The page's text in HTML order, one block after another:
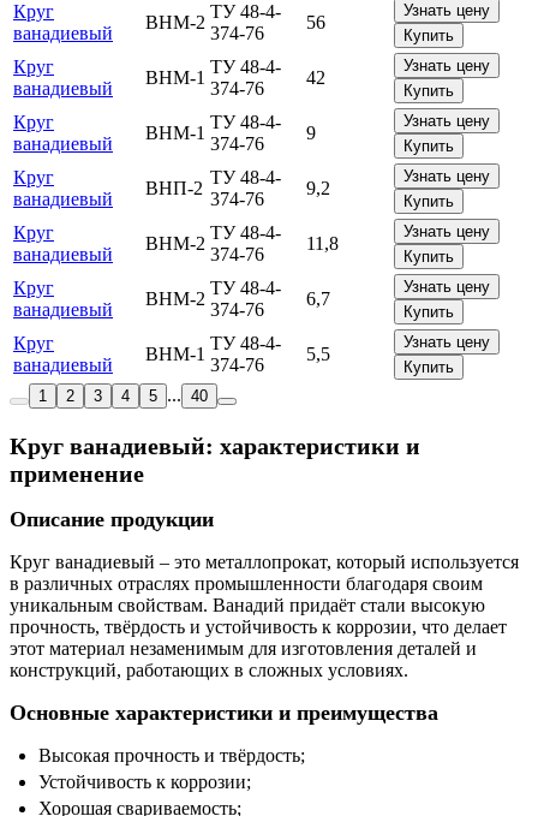
Круг
ванадиевый
ВНМ-2
ТУ 48-4-
374-76
56
Узнать цену
Купить
Круг
ванадиевый
ВНМ-1
ТУ 48-4-
374-76
42
Узнать цену
Купить
Круг
ванадиевый
ВНМ-1
ТУ 48-4-
374-76
9
Узнать цену
Купить
Круг
ванадиевый
ВНП-2
ТУ 48-4-
374-76
9,2
Узнать цену
Купить
Круг
ванадиевый
ВНМ-2
ТУ 48-4-
374-76
11,8
Узнать цену
Купить
Круг
ванадиевый
ВНМ-2
ТУ 48-4-
374-76
6,7
Узнать цену
Купить
Круг
ванадиевый
ВНМ-1
ТУ 48-4-
374-76
5,5
Узнать цену
Купить
1
2 3 4 5 ... 40
Круг ванадиевый: характеристики и
применение
Описание продукции
Круг ванадиевый – это металлопрокат, который используется
в различных отраслях промышленности благодаря своим
уникальным свойствам. Ванадий придаёт стали высокую
прочность, твёрдость и устойчивость к коррозии, что делает
этот материал незаменимым для изготовления деталей и
конструкций, работающих в сложных условиях.
Основные характеристики и преимущества
Высокая прочность и твёрдость;
Устойчивость к коррозии;
Хорошая свариваемость;